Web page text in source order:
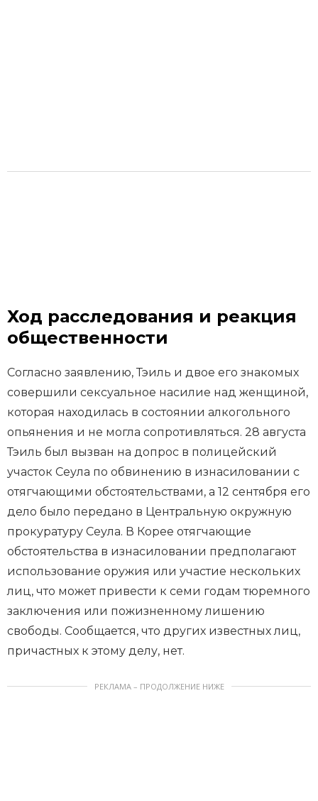
Ход расследования и реакция
общественности
Согласно заявлению, Тэиль и двое его знакомых
совершили сексуальное насилие над женщиной,
которая находилась в состоянии алкогольного
опьянения и не могла сопротивляться. 28 августа
Тэиль был вызван на допрос в полицейский
участок Сеула по обвинению в изнасиловании с
отягчающими обстоятельствами, а 12 сентября его
дело было передано в Центральную окружную
прокуратуру Сеула. В Корее отягчающие
обстоятельства в изнасиловании предполагают
использование оружия или участие нескольких
лиц, что может привести к семи годам тюремного
заключения или пожизненному лишению
свободы. Сообщается, что других известных лиц,
причастных к этому делу, нет.
РЕКЛАМА – ПРОДОЛЖЕНИЕ НИЖЕ